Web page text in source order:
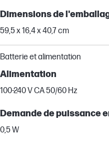
Dimensions de
59,5 x 16,4 x 40,7 cm
Batterie et alimentation
Alimentation
100-240 V CA 50/60 Hz
Demande de puissance
0,5 W